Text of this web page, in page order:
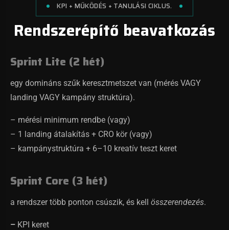
KPI + MŰKÖDÉS + TANULÁSI CIKLUS.
Rendszerépítő beavatkozás
Sprint Lite (2 hét)
egy domináns szűk keresztmetszet van (mérés VAGY
landing VAGY kampány struktúra).
– mérési minimum rendbe (vagy)
– 1 landing átalakítás + CRO kör (vagy)
– kampánystruktúra + 6–10 kreatív teszt keret
Sprint Core (3 hét)
a rendszer több ponton csúszik, és kell összerendezés.
– KPI keret